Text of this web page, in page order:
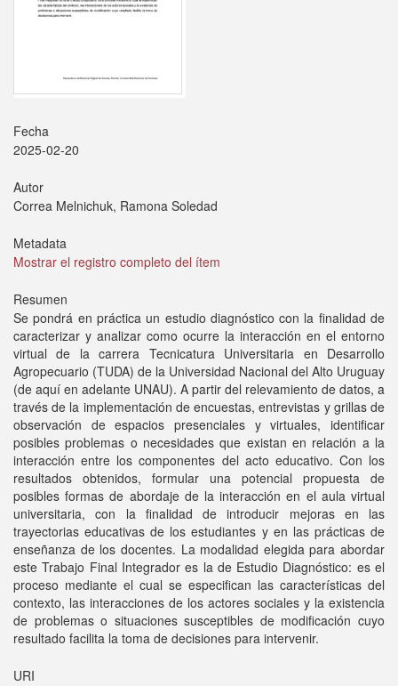
Fecha
2025-02-20
Autor
Correa Melnichuk, Ramona Soledad
Metadata
Mostrar el registro completo del ítem
Resumen
Se pondrá en práctica un estudio diagnóstico con la finalidad de
caracterizar y analizar como ocurre la interacción en el entorno
virtual de la carrera Tecnicatura Universitaria en Desarrollo
Agropecuario (TUDA) de la Universidad Nacional del Alto Uruguay
(de aquí en adelante UNAU). A partir del relevamiento de datos, a
través de la implementación de encuestas, entrevistas y grillas de
observación de espacios presenciales y virtuales, identificar
posibles problemas o necesidades que existan en relación a la
interacción entre los componentes del acto educativo. Con los
resultados obtenidos, formular una potencial propuesta de
posibles formas de abordaje de la interacción en el aula virtual
universitaria, con la finalidad de introducir mejoras en las
trayectorias educativas de los estudiantes y en las prácticas de
enseñanza de los docentes. La modalidad elegida para abordar
este Trabajo Final Integrador es la de Estudio Diagnóstico: es el
proceso mediante el cual se especifican las características del
contexto, las interacciones de los actores sociales y la existencia
de problemas o situaciones susceptibles de modificación cuyo
resultado facilita la toma de decisiones para intervenir.
URI